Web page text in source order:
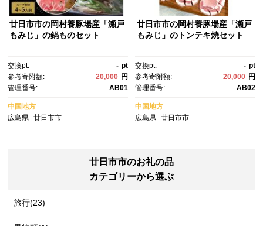
廿日市市の岡村養豚場産「瀬戸
もみじ」の鍋ものセット
交換pt: - pt
参考寄附額:
20,000 円
管理番号:
AB01
中国地方
広島県
廿日市市
廿日市市の岡村養豚場産「瀬戸
もみじ」のトンテキ焼セット
交換pt: - pt
参考寄附額:
20,000 円
管理番号:
AB02
中国地方
広島県 廿日市市
廿日市市のお礼の品
カテゴリーから選ぶ
旅行(23)